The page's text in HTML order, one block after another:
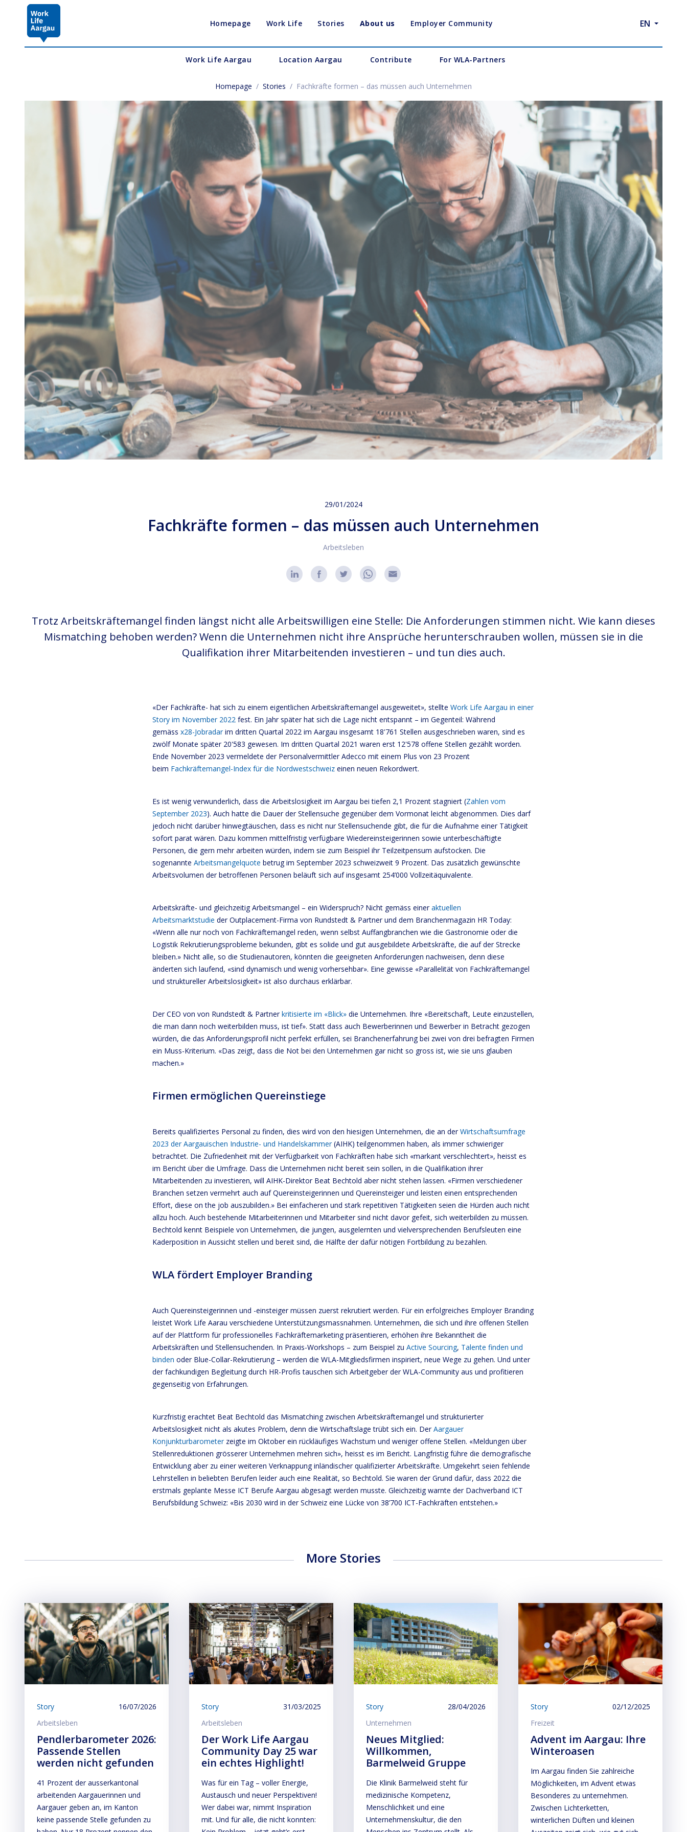
Homepage Work Life Stories About us Employer Community EN
Work Life Aargau Location Aargau Contribute For WLA-Partners
Homepage / Stories / Fachkräfte formen – das müssen auch Unternehmen
29/01/2024
Fachkräfte formen – das müssen auch Unternehmen
Arbeitsleben
Trotz Arbeitskräftemangel finden längst nicht alle Arbeitswilligen eine Stelle: Die Anforderungen stimmen nicht. Wie kann dieses
Mismatching behoben werden? Wenn die Unternehmen nicht ihre Ansprüche herunterschrauben wollen, müssen sie in die
Qualifikation ihrer Mitarbeitenden investieren – und tun dies auch.
«Der Fachkräfte- hat sich zu einem eigentlichen Arbeitskräftemangel ausgeweitet», stellte Work Life Aargau in einer
Story im November 2022 fest. Ein Jahr später hat sich die Lage nicht entspannt – im Gegenteil: Während
gemäss x28-Jobradarim dritten Quartal 2022 im Aargau insgesamt 18'761 Stellen ausgeschrieben waren, sind es
zwölf Monate später 20'583 gewesen. Im dritten Quartal 2021 waren erst 12'578 offene Stellen gezählt worden.
Ende November 2023 vermeldete der Personalvermittler Adecco mit einem Plus von 23 Prozent
beim Fachkräftemangel-Index für die Nordwestschweizeinen neuen Rekordwert.
Es ist wenig verwunderlich, dass die Arbeitslosigkeit im Aargau bei tiefen 2,1 Prozent stagniert (Zahlen vom
September 2023). Auch hatte die Dauer der Stellensuche gegenüber dem Vormonat leicht abgenommen. Dies darf
jedoch nicht darüber hinwegtäuschen, dass es nicht nur Stellensuchende gibt, die für die Aufnahme einer Tätigkeit
sofort parat wären. Dazu kommen mittelfristig verfügbare Wiedereinsteigerinnen sowie unterbeschäftigte
Personen, die gern mehr arbeiten würden, indem sie zum Beispiel ihr Teilzeitpensum aufstocken. Die
sogenannte Arbeitsmangelquote betrug im September 2023 schweizweit 9 Prozent. Das zusätzlich gewünschte
Arbeitsvolumen der betroffenen Personen beläuft sich auf insgesamt 254’000 Vollzeitäquivalente.
Arbeitskräfte- und gleichzeitig Arbeitsmangel – ein Widerspruch? Nicht gemäss eineraktuellen
Arbeitsmarktstudie der Outplacement-Firma von Rundstedt & Partner und dem Branchenmagazin HR Today:
«Wenn alle nur noch von Fachkräftemangel reden, wenn selbst Auffangbranchen wie die Gastronomie oder die
Logistik Rekrutierungsprobleme bekunden, gibt es solide und gut ausgebildete Arbeitskräfte, die auf der Strecke
bleiben.» Nicht alle, so die Studienautoren, könnten die geeigneten Anforderungen nachweisen, denn diese
änderten sich laufend, «sind dynamisch und wenig vorhersehbar». Eine gewisse «Parallelität von Fachkräftemangel
und struktureller Arbeitslosigkeit» ist also durchaus erklärbar.
Der CEO von von Rundstedt & Partnerkritisierte im «Blick»die Unternehmen. Ihre «Bereitschaft, Leute einzustellen,
die man dann noch weiterbilden muss, ist tief». Statt dass auch Bewerberinnen und Bewerber in Betracht gezogen
würden, die das Anforderungsprofil nicht perfekt erfüllen, sei Branchenerfahrung bei zwei von drei befragten Firmen
ein Muss-Kriterium. «Das zeigt, dass die Not bei den Unternehmen gar nicht so gross ist, wie sie uns glauben
machen.»
Firmen ermöglichen Quereinstiege
Bereits qualifiziertes Personal zu finden, dies wird von den hiesigen Unternehmen, die an derWirtschaftsumfrage
2023 der Aargauischen Industrie- und Handelskammer(AIHK) teilgenommen haben, als immer schwieriger
betrachtet. Die Zufriedenheit mit der Verfügbarkeit von Fachkräften habe sich «markant verschlechtert», heisst es
im Bericht über die Umfrage. Dass die Unternehmen nicht bereit sein sollen, in die Qualifikation ihrer
Mitarbeitenden zu investieren, will AIHK-Direktor Beat Bechtold aber nicht stehen lassen. «Firmen verschiedener
Branchen setzen vermehrt auch auf Quereinsteigerinnen und Quereinsteiger und leisten einen entsprechenden
Effort, diese on the job auszubilden.» Bei einfacheren und stark repetitiven Tätigkeiten seien die Hürden auch nicht
allzu hoch. Auch bestehende Mitarbeiterinnen und Mitarbeiter sind nicht davor gefeit, sich weiterbilden zu müssen.
Bechtold kennt Beispiele von Unternehmen, die jungen, ausgelernten und vielversprechenden Berufsleuten eine
Kaderposition in Aussicht stellen und bereit sind, die Hälfte der dafür nötigen Fortbildung zu bezahlen.
WLA fördert Employer Branding
Auch Quereinsteigerinnen und -einsteiger müssen zuerst rekrutiert werden. Für ein erfolgreiches Employer Branding
leistet Work Life Aarau verschiedene Unterstützungsmassnahmen. Unternehmen, die sich und ihre offenen Stellen
auf der Plattform für professionelles Fachkräftemarketing präsentieren, erhöhen ihre Bekanntheit die
Arbeitskräften und Stellensuchenden. In Praxis-Workshops – zum Beispiel zu Active Sourcing, Talente finden und
binden oder Blue-Collar-Rekrutierung – werden die WLA-Mitgliedsfirmen inspiriert, neue Wege zu gehen. Und unter
der fachkundigen Begleitung durch HR-Profis tauschen sich Arbeitgeber der WLA-Community aus und profitieren
gegenseitig von Erfahrungen.
Kurzfristig erachtet Beat Bechtold das Mismatching zwischen Arbeitskräftemangel und strukturierter
Arbeitslosigkeit nicht als akutes Problem, denn die Wirtschaftslage trübt sich ein. DerAargauer
Konjunkturbarometerzeigte im Oktober ein rückläufiges Wachstum und weniger offene Stellen. «Meldungen über
Stellenreduktionen grösserer Unternehmen mehren sich», heisst es im Bericht. Langfristig führe die demografische
Entwicklung aber zu einer weiteren Verknappung inländischer qualifizierter Arbeitskräfte. Umgekehrt seien fehlende
Lehrstellen in beliebten Berufen leider auch eine Realität, so Bechtold. Sie waren der Grund dafür, dass 2022 die
erstmals geplante Messe ICT Berufe Aargau abgesagt werden musste. Gleichzeitig warnte der Dachverband ICT
Berufsbildung Schweiz: «Bis 2030 wird in der Schweiz eine Lücke von 38’700 ICT-Fachkräften entstehen.»
More Stories
Story
16/07/2026
Arbeitsleben
Pendlerbarometer 2026:
Passende Stellen
werden nicht gefunden
41 Prozent der ausserkantonal
arbeitenden Aargauerinnen und
Aargauer geben an, im Kanton
keine passende Stelle gefunden zu
Story
31/03/2025
Arbeitsleben
Der Work Life Aargau
Community Day 25 war
ein echtes Highlight!
Was für ein Tag – voller Energie,
Austausch und neuer Perspektiven!
Wer dabei war, nimmt Inspiration
mit. Und für alle, die nicht konnten:
Story
28/04/2026
Unternehmen
Neues Mitglied:
Willkommen,
Barmelweid Gruppe
Die Klinik Barmelweid steht für
medizinische Kompetenz,
Menschlichkeit und eine
Unternehmenskultur, die den
Story
02/12/2025
Freizeit
Advent im Aargau: Ihre
Winteroasen
Im Aargau finden Sie zahlreiche
Möglichkeiten, im Advent etwas
Besonderes zu unternehmen.
Zwischen Lichterketten,
winterlichen Düften und kleinen